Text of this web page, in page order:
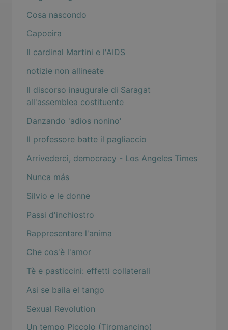
Cosa nascondo
Capoeira
Il cardinal Martini e l'AIDS
notizie non allineate
Il discorso inaugurale di Saragat
all'assemblea costituente
Danzando 'adios nonino'
Il professore batte il pagliaccio
Arrivederci, democracy - Los Angeles Times
Nunca más
Silvio e le donne
Passi d'inchiostro
Rappresentare l'anima
Che cos'è l'amor
Tè e pasticcini: effetti collaterali
Asi se baila el tango
Sexual Revolution
Un tempo Piccolo (Tiromancino)